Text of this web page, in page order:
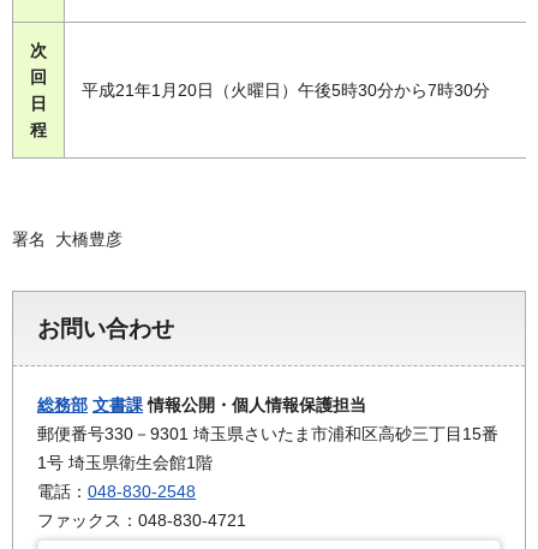
次
回
日
程
平成21年1月20日（火曜日）午後5時30分から7時30分
署名 大橋豊彦
お問い合わせ
総務部 文書課情報公開・個人情報保護担当
郵便番号330－9301 埼玉県さいたま市浦和区高砂三丁目15番
1号 埼玉県衛生会館1階
電話： 048-830-2548
ファックス：048-830-4721